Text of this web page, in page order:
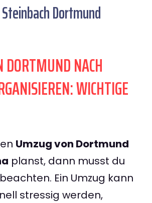
Dortmund
NACH
WICHTIGE
Umzug von Dortmund
planst, dann musst du
Ein Umzug kann
stressig werden,